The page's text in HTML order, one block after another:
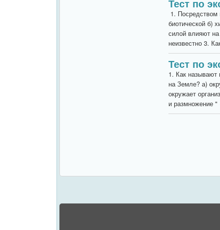
Тест по
1. Посредством
биотической б)
силой влияют
неизвестно 3.
Тест по
1. Как называют
на Земле? а)
окружает
и размножение